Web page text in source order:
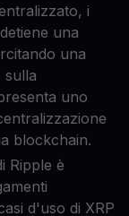
i
una
una
sulla
uno
blockchain.
Ripple è
d'uso di XRP